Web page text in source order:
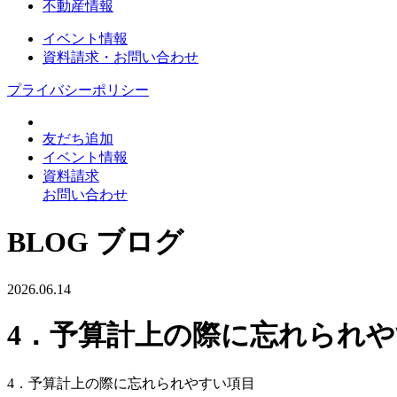
不動産情報
イベント情報
資料請求・お問い合わせ
プライバシーポリシー
友だち追加
イベント情報
資料請求
お問い合わせ
BLOG ブログ
2026.06.14
4．予算計上の際に忘れられ
4．予算計上の際に忘れられやすい項目